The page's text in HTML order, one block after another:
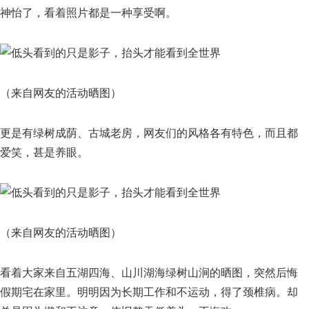
神怡了，看着照片都是一种享受啊。
（来自网友的活动晒图）
更是有绿树成荫、古城老房，网友们的风格各有特色，而且都
爱笑，甚是养眼。
（来自网友的活动晒图）
看着大家来自五湖四海、山川湖海绿树山涧的晒图，突然后悔
假期宅在家里。明明因为长期工作和不运动，得了颈椎病。却